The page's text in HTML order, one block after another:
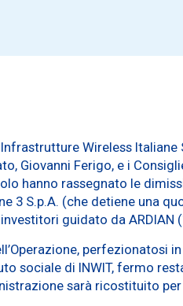
Wireless Italiane
Giovanni Ferigo, e i
hanno rassegnato le
3 S.p.A. (che detiene una
guidato da ARDIAN
perfezionatosi
sociale di INWIT, fermo
sarà ricostituito